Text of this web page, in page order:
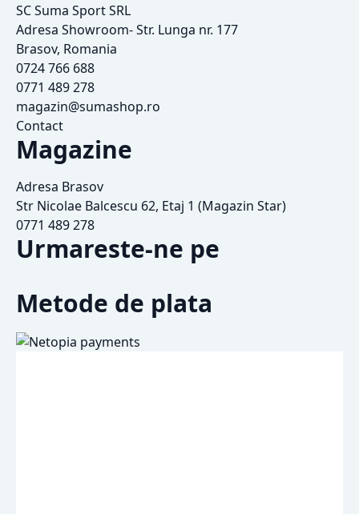
SC Suma Sport SRL
Adresa Showroom- Str. Lunga nr. 177
Brasov, Romania
0724 766 688
0771 489 278
magazin@sumashop.ro
Contact
Magazine
Adresa Brasov
Str Nicolae Balcescu 62, Etaj 1 (Magazin Star)
0771 489 278
Urmareste-ne pe
Metode de plata